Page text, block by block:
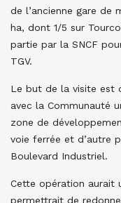
de l’ancienne gare de
ha, dont 1/5 sur
partie par la SNCF
TGV.
Le but de la visite est
avec la Communauté
zone de
voie ferrée et d’autre
Boulevard Industriel.
Cette opération aurait
permettrait de